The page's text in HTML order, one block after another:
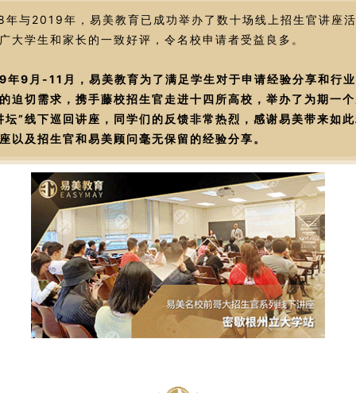
年与2019年，易美教育已成功举办了数十场线上招生官讲座
大学生和家长的一致好评，令名校申请者受益良多。
年9月-11月，易美教育为了满足学生对于申请经验分享和行
迫切需求，携手藤校招生官走进十四所高校，举办了为期一
坛”线下巡回讲座，同学们的反馈非常热烈，感谢易美带来如
以及招生官和易美顾问毫无保留的经验分享。